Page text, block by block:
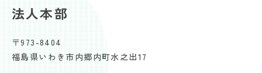
法人本部
〒973-8404
福島県いわき市内郷内町水之出17